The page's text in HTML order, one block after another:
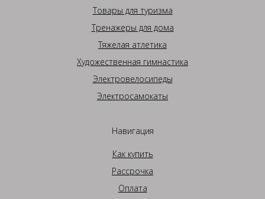
Товары для туризма
Тренажеры для дома
Тяжелая атлетика
Художественная гимнастика
Электровелосипеды
Электросамокаты
Навигация
Как купить
Рассрочка
Оплата